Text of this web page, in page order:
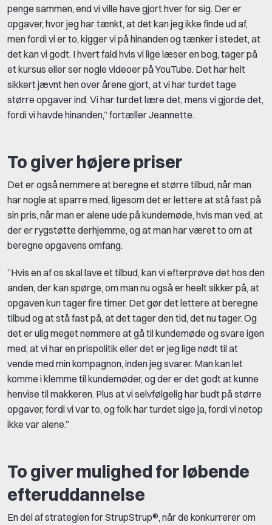
penge sammen, end vi ville have gjort hver for sig. Der er
opgaver, hvor jeg har tænkt, at det kan jeg ikke finde ud af,
men fordi vi er to, kigger vi på hinanden og tænker i stedet, at
det kan vi godt. I hvert fald hvis vi lige læser en bog, tager på
et kursus eller ser nogle videoer på YouTube. Det har helt
sikkert jævnt hen over årene gjort, at vi har turdet tage
større opgaver ind. Vi har turdet lære det, mens vi gjorde det,
fordi vi havde hinanden,” fortæller Jeannette.
To giver højere priser
Det er også nemmere at beregne et større tilbud, når man
har nogle at sparre med, ligesom det er lettere at stå fast på
sin pris, når man er alene ude på kundemøde, hvis man ved, at
der er rygstøtte derhjemme, og at man har været to om at
beregne opgavens omfang.
”Hvis en af os skal lave et tilbud, kan vi efterprøve det hos den
anden, der kan spørge, om man nu også er heelt sikker på, at
opgaven kun tager fire timer. Det gør det lettere at beregne
tilbud og at stå fast på, at det tager den tid, det nu tager. Og
det er ulig meget nemmere at gå til kundemøde og svare igen
med, at vi har en prispolitik eller det er jeg lige nødt til at
vende med min kompagnon, inden jeg svarer. Man kan let
komme i klemme til kundemøder, og der er det godt at kunne
henvise til makkeren. Plus at vi selvfølgelig har budt på større
opgaver, fordi vi var to, og folk har turdet sige ja, fordi vi netop
ikke var alene.”
To giver mulighed for løbende
efteruddannelse
En del af strategien for StrupStrup®, når de konkurrerer om